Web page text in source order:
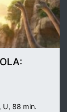
U, 88 min.